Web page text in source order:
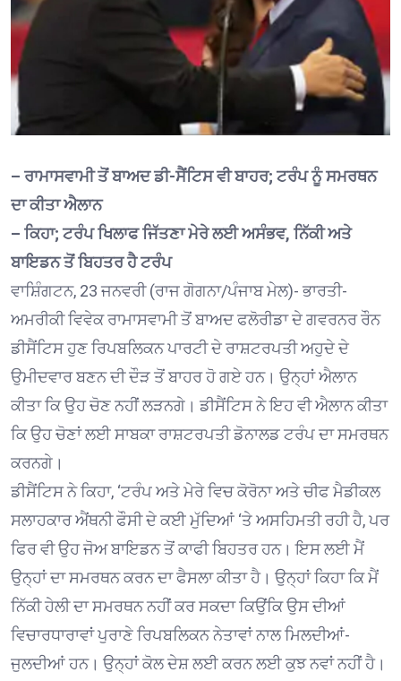
– ਰਾਮਾਸਵਾਮੀ ਤੋਂ ਬਾਅਦ ਡੀ-ਸੈਂਟਿਸ ਵੀ ਬਾਹਰ; ਟਰੰਪ ਨੂੰ ਸਮਰਥਨ
ਦਾ ਕੀਤਾ ਐਲਾਨ
– ਕਿਹਾ; ਟਰੰਪ ਖਿਲਾਫ ਜਿੱਤਣਾ ਮੇਰੇ ਲਈ ਅਸੰਭਵ, ਨਿੱਕੀ ਅਤੇ
ਬਾਇਡਨ ਤੋਂ ਬਿਹਤਰ ਹੈ ਟਰੰਪ
ਵਾਸ਼ਿੰਗਟਨ, 23 ਜਨਵਰੀ (ਰਾਜ ਗੋਗਨਾ/ਪੰਜਾਬ ਮੇਲ)- ਭਾਰਤੀ-
ਅਮਰੀਕੀ ਵਿਵੇਕ ਰਾਮਾਸਵਾਮੀ ਤੋਂ ਬਾਅਦ ਫਲੋਰੀਡਾ ਦੇ ਗਵਰਨਰ ਰੌਨ
ਡੀਸੈਂਟਿਸ ਹੁਣ ਰਿਪਬਲਿਕਨ ਪਾਰਟੀ ਦੇ ਰਾਸ਼ਟਰਪਤੀ ਅਹੁਦੇ ਦੇ
ਉਮੀਦਵਾਰ ਬਣਨ ਦੀ ਦੌੜ ਤੋਂ ਬਾਹਰ ਹੋ ਗਏ ਹਨ। ਉਨ੍ਹਾਂ ਐਲਾਨ
ਕੀਤਾ ਕਿ ਉਹ ਚੋਣ ਨਹੀਂ ਲੜਨਗੇ। ਡੀਸੈਂਟਿਸ ਨੇ ਇਹ ਵੀ ਐਲਾਨ ਕੀਤਾ
ਕਿ ਉਹ ਚੋਣਾਂ ਲਈ ਸਾਬਕਾ ਰਾਸ਼ਟਰਪਤੀ ਡੋਨਾਲਡ ਟਰੰਪ ਦਾ ਸਮਰਥਨ
ਕਰਨਗੇ।
ਡੀਸੈਂਟਿਸ ਨੇ ਕਿਹਾ, ‘ਟਰੰਪ ਅਤੇ ਮੇਰੇ ਵਿਚ ਕੋਰੋਨਾ ਅਤੇ ਚੀਫ ਮੈਡੀਕਲ
ਸਲਾਹਕਾਰ ਐਂਥਨੀ ਫੌਸੀ ਦੇ ਕਈ ਮੁੱਦਿਆਂ ‘ਤੇ ਅਸਹਿਮਤੀ ਰਹੀ ਹੈ, ਪਰ
ਫਿਰ ਵੀ ਉਹ ਜੋਅ ਬਾਇਡਨ ਤੋਂ ਕਾਫੀ ਬਿਹਤਰ ਹਨ। ਇਸ ਲਈ ਮੈਂ
ਉਨ੍ਹਾਂ ਦਾ ਸਮਰਥਨ ਕਰਨ ਦਾ ਫੈਸਲਾ ਕੀਤਾ ਹੈ। ਉਨ੍ਹਾਂ ਕਿਹਾ ਕਿ ਮੈਂ
ਨਿੱਕੀ ਹੇਲੀ ਦਾ ਸਮਰਥਨ ਨਹੀਂ ਕਰ ਸਕਦਾ ਕਿਉਂਕਿ ਉਸ ਦੀਆਂ
ਵਿਚਾਰਧਾਰਾਵਾਂ ਪੁਰਾਣੇ ਰਿਪਬਲਿਕਨ ਨੇਤਾਵਾਂ ਨਾਲ ਮਿਲਦੀਆਂ-
ਜੁਲਦੀਆਂ ਹਨ। ਉਨ੍ਹਾਂ ਕੋਲ ਦੇਸ਼ ਲਈ ਕਰਨ ਲਈ ਕੁਝ ਨਵਾਂ ਨਹੀਂ ਹੈ।